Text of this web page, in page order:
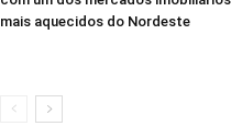
mais aquecidos do Nordeste